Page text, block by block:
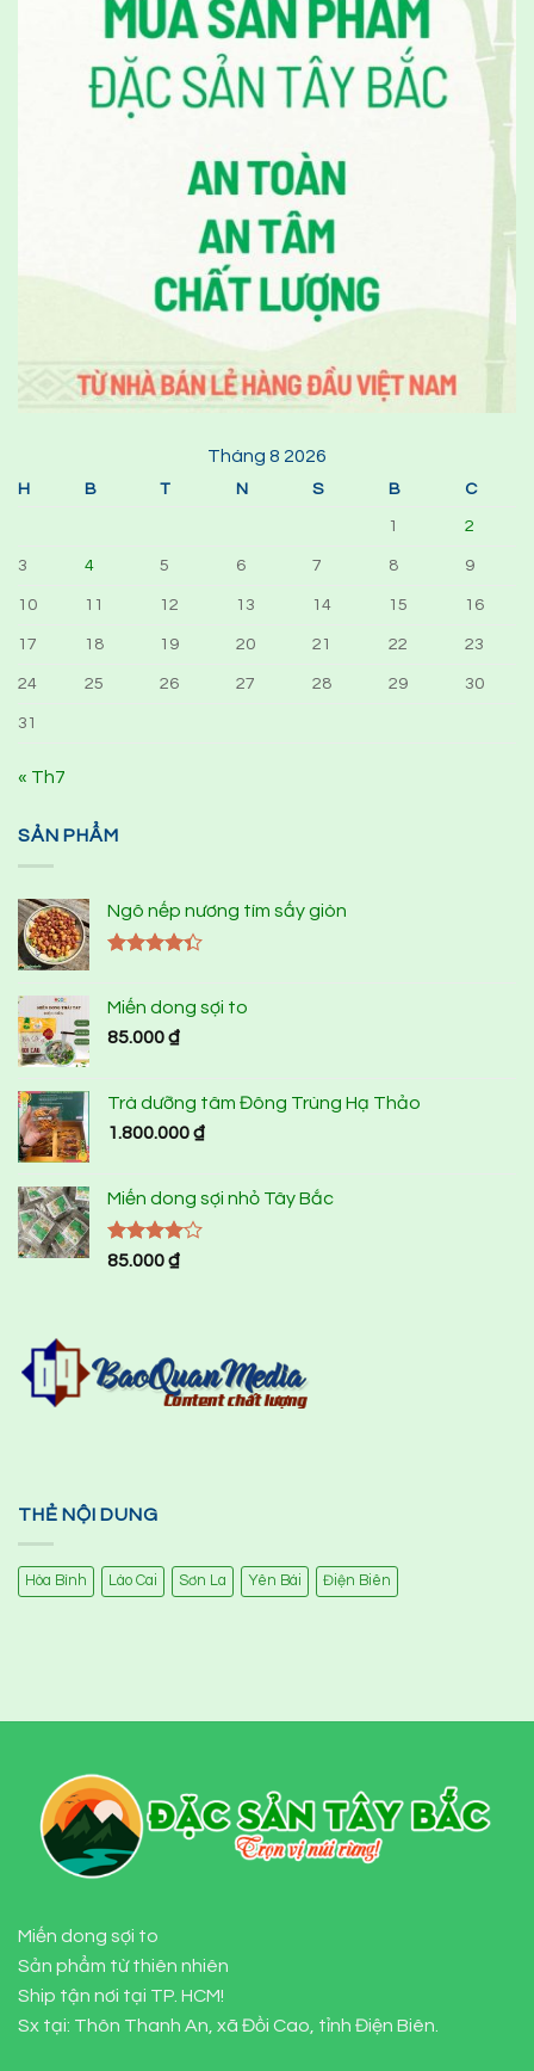
Tháng 8 2026
H B T N S B C
1 2
3 4 5 6 7 8 9
10 11 12 13 14 15 16
17 18 19 20 21 22 23
24 25 26 27 28 29 30
31
« Th7
SẢN PHẨM
Ngô nếp nương tím sấy giòn
5 sao
Miến dong sợi to
85.000₫
Trà dưỡng tâm Đông Trùng Hạ Thảo
1.800.000₫
Miến dong sợi nhỏ Tây Bắc
Được
85.000₫
THẺ NỘI DUNG
Hòa Bình Lào Cai Sơn La Yên Bái Điện Biên
Miến dong sợi to
Sản phẩm từ thiên nhiên
Ship tận nơi tại TP. HCM!
Sx tại: Thôn Thanh An, xã Đồi Cao, tỉnh Điện Biên.